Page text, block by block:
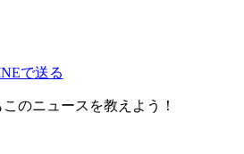
のニュースを教えよう！